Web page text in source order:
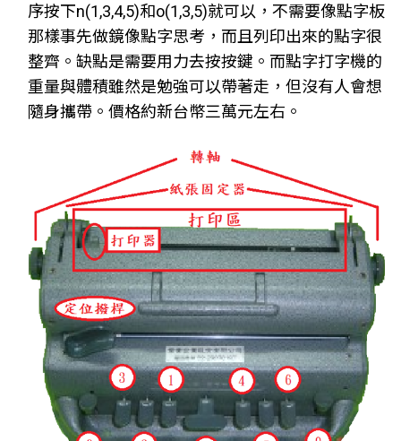
序按下n(1,3,4,5)和o(1,3,5)就可以，不需要像點字板
那樣事先做鏡像點字思考，而且列印出來的點字很
整齊。缺點是需要用力去按按鍵。而點字打字機的
重量與體積雖然是勉強可以帶著走，但沒有人會想
隨身攜帶。價格約新台幣三萬元左右。